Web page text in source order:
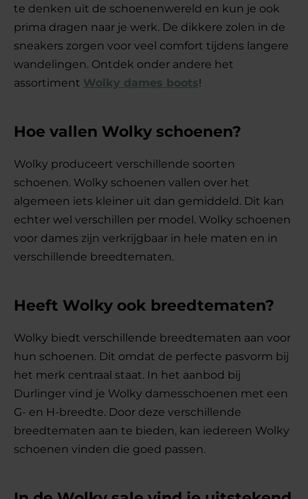
te denken uit de schoenenwereld en kun je ook
prima dragen naar je werk. De dikkere zolen in de
sneakers zorgen voor veel comfort tijdens langere
wandelingen. Ontdek onder andere het
assortiment Wolky dames boots!
Hoe vallen Wolky schoenen?
Wolky produceert verschillende soorten
schoenen. Wolky schoenen vallen over het
algemeen iets kleiner uit dan gemiddeld. Dit kan
echter wel verschillen per model. Wolky schoenen
voor dames zijn verkrijgbaar in hele maten en in
verschillende breedtematen.
Heeft Wolky ook breedtematen?
Wolky biedt verschillende breedtematen aan voor
hun schoenen. Dit omdat de perfecte pasvorm bij
het merk centraal staat. In het aanbod bij
Durlinger vind je Wolky damesschoenen met een
G- en H-breedte. Door deze verschillende
breedtematen aan te bieden, kan iedereen Wolky
schoenen vinden die goed passen.